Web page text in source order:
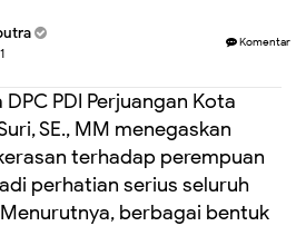
Komentar
DPC PDI Perjuangan Kota
SE., MM menegaskan
terhadap perempuan
perhatian serius seluruh
berbagai bentuk